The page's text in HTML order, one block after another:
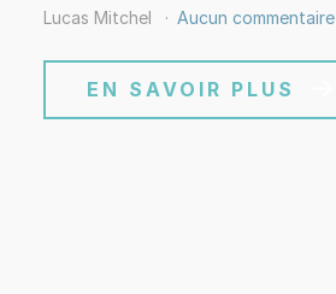
Lucas Mitchel Aucun commentaire
EN SAVOIR PLUS